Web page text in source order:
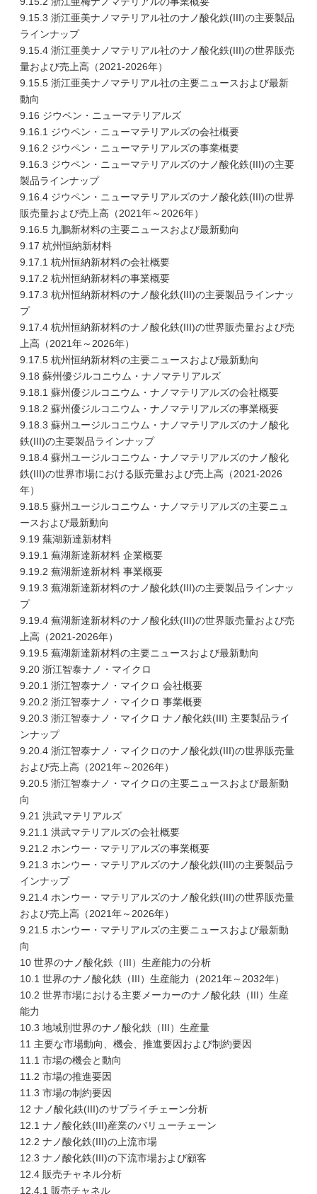
9.15.3 浙江亜美ナノマテリアル社のナノ酸化鉄(III)の主要製品
ラインナップ
9.15.4 浙江亜美ナノマテリアル社のナノ酸化鉄(III)の世界販売
量および売上高（2021-2026年）
9.15.5 浙江亜美ナノマテリアル社の主要ニュースおよび最新
動向
9.16 ジウペン・ニューマテリアルズ
9.16.1 ジウペン・ニューマテリアルズの会社概要
9.16.2 ジウペン・ニューマテリアルズの事業概要
9.16.3 ジウペン・ニューマテリアルズのナノ酸化鉄(III)の主要
製品ラインナップ
9.16.4 ジウペン・ニューマテリアルズのナノ酸化鉄(III)の世界
販売量および売上高（2021年～2026年）
9.16.5 九鵬新材料の主要ニュースおよび最新動向
9.17 杭州恒納新材料
9.17.1 杭州恒納新材料の会社概要
9.17.2 杭州恒納新材料の事業概要
9.17.3 杭州恒納新材料のナノ酸化鉄(III)の主要製品ラインナッ
プ
9.17.4 杭州恒納新材料のナノ酸化鉄(III)の世界販売量および売
上高（2021年～2026年）
9.17.5 杭州恒納新材料の主要ニュースおよび最新動向
9.18 蘇州優ジルコニウム・ナノマテリアルズ
9.18.1 蘇州優ジルコニウム・ナノマテリアルズの会社概要
9.18.2 蘇州優ジルコニウム・ナノマテリアルズの事業概要
9.18.3 蘇州ユージルコニウム・ナノマテリアルズのナノ酸化
鉄(III)の主要製品ラインナップ
9.18.4 蘇州ユージルコニウム・ナノマテリアルズのナノ酸化
鉄(III)の世界市場における販売量および売上高（2021-2026
年）
9.18.5 蘇州ユージルコニウム・ナノマテリアルズの主要ニュ
ースおよび最新動向
9.19 蕪湖新達新材料
9.19.1 蕪湖新達新材料 企業概要
9.19.2 蕪湖新達新材料 事業概要
9.19.3 蕪湖新達新材料のナノ酸化鉄(III)の主要製品ラインナッ
プ
9.19.4 蕪湖新達新材料のナノ酸化鉄(III)の世界販売量および売
上高（2021-2026年）
9.19.5 蕪湖新達新材料の主要ニュースおよび最新動向
9.20 浙江智泰ナノ・マイクロ
9.20.1 浙江智泰ナノ・マイクロ 会社概要
9.20.2 浙江智泰ナノ・マイクロ 事業概要
9.20.3 浙江智泰ナノ・マイクロ ナノ酸化鉄(III) 主要製品ライ
ンナップ
9.20.4 浙江智泰ナノ・マイクロのナノ酸化鉄(III)の世界販売量
および売上高（2021年～2026年）
9.20.5 浙江智泰ナノ・マイクロの主要ニュースおよび最新動
向
9.21 洪武マテリアルズ
9.21.1 洪武マテリアルズの会社概要
9.21.2 ホンウー・マテリアルズの事業概要
9.21.3 ホンウー・マテリアルズのナノ酸化鉄(III)の主要製品ラ
インナップ
9.21.4 ホンウー・マテリアルズのナノ酸化鉄(III)の世界販売量
および売上高（2021年～2026年）
9.21.5 ホンウー・マテリアルズの主要ニュースおよび最新動
向
10 世界のナノ酸化鉄（III）生産能力の分析
10.1 世界のナノ酸化鉄（III）生産能力（2021年～2032年）
10.2 世界市場における主要メーカーのナノ酸化鉄（III）生産
能力
10.3 地域別世界のナノ酸化鉄（III）生産量
11 主要な市場動向、機会、推進要因および制約要因
11.1 市場の機会と動向
11.2 市場の推進要因
11.3 市場の制約要因
12 ナノ酸化鉄(III)のサプライチェーン分析
12.1 ナノ酸化鉄(III)産業のバリューチェーン
12.2 ナノ酸化鉄(III)の上流市場
12.3 ナノ酸化鉄(III)の下流市場および顧客
12.4 販売チャネル分析
12.4.1 販売チャネル